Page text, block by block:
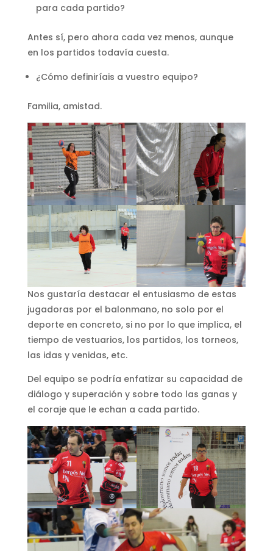
para cada partido?
Antes sí, pero ahora cada vez menos, aunque
en los partidos todavía cuesta.
¿Cómo definiríais a vuestro equipo?
Familia, amistad.
Nos gustaría destacar el entusiasmo de estas
jugadoras por el balonmano, no solo por el
deporte en concreto, si no por lo que implica, el
tiempo de vestuarios, los partidos, los torneos,
las idas y venidas, etc.
Del equipo se podría enfatizar su capacidad de
diálogo y superación y sobre todo las ganas y
el coraje que le echan a cada partido.